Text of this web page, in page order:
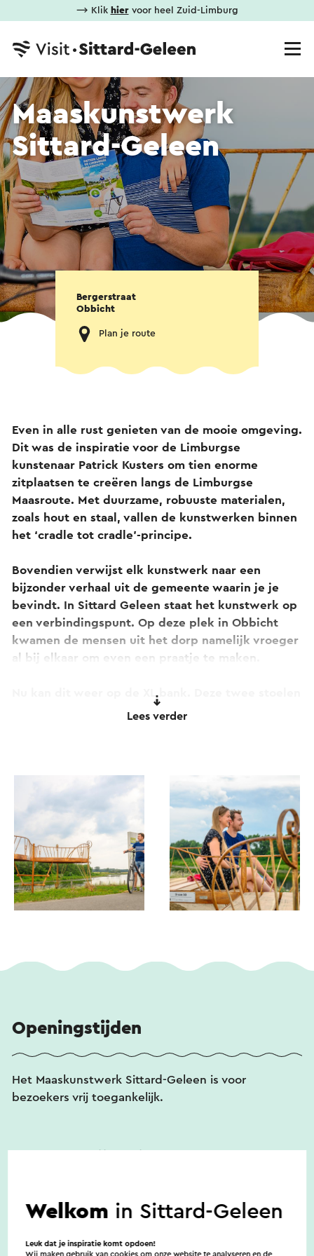
⟶ Klik hiervoor heel Zuid-Limburg
Maaskunstwerk
Sittard-Geleen
Bergerstraat
Obbicht
Plan je route
Even in alle rust genieten van de mooie omgeving.
Dit was de inspiratie voor de Limburgse
kunstenaar Patrick Kusters om tien enorme
zitplaatsen te creëren langs de Limburgse
Maasroute. Met duurzame, robuuste materialen,
zoals hout en staal, vallen de kunstwerken binnen
het ‘cradle tot cradle’-principe.
Bovendien verwijst elk kunstwerk naar een
bijzonder verhaal uit de gemeente waarin je je
bevindt. In Sittard Geleen staat het kunstwerk op
een verbindingspunt. Op deze plek in Obbicht
kwamen de mensen uit het dorp namelijk vroeger
al bij elkaar om even een praatje te maken.
Nu kan dit weer op de XL bank. Deze twee stoelen
zijn daarom met elkaar verbonden. Klim er op en
meer over deze bijzondere
kunstwerken.
Lees verder
Openingstijden
Het Maaskunstwerk Sittard-Geleen is voor
bezoekers vrij toegankelijk.
Er zijn geen noemenswaardige
Welkom in Sittard-Geleen
Leuk dat je inspiratie komt opdoen!
Wij maken gebruik van cookies om onze website te analyseren en de